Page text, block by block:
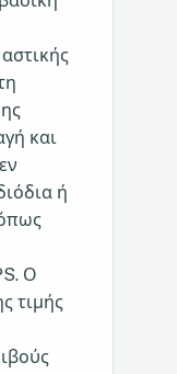
και
ή
Ο
τιμής